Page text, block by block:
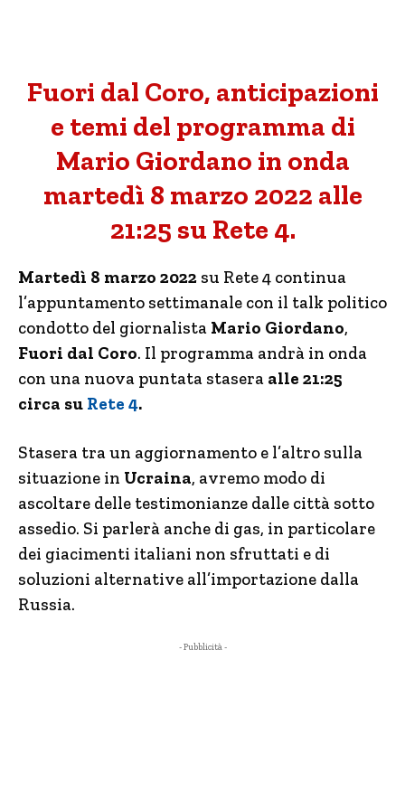
Fuori dal Coro, anticipazioni
e temi del programma di
Mario Giordano in onda
martedì 8 marzo 2022 alle
21:25 su Rete 4.
Martedì 8 marzo 2022 su Rete 4 continua
l’appuntamento settimanale con il talk politico
condotto del giornalista Mario Giordano,
Fuori dal Coro. Il programma andrà in onda
con una nuova puntata stasera alle 21:25
circa su Rete 4.
Stasera tra un aggiornamento e l’altro sulla
situazione in Ucraina, avremo modo di
ascoltare delle testimonianze dalle città sotto
assedio. Si parlerà anche di gas, in particolare
dei giacimenti italiani non sfruttati e di
soluzioni alternative all’importazione dalla
Russia.
- Pubblicità -